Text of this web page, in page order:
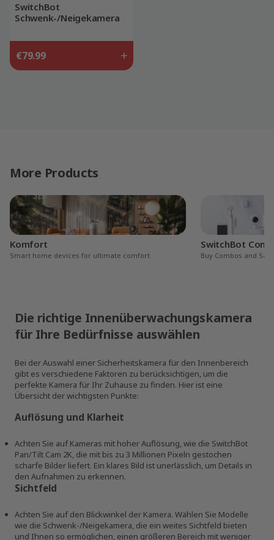
€79.99
SwitchBot
Schwenk-/Neigekamera
More Products
Komfort
Smart home devices for ultimate comfort
SwitchBot
Buy Combos and
Die richtige Innenüberwachungskamera
für Ihre Bedürfnisse auswählen
Bei der Auswahl einer Sicherheitskamera für den Innenbereich
gibt es verschiedene Faktoren zu berücksichtigen, um die
perfekte Kamera für Ihr Zuhause zu finden. Hier ist eine
Übersicht der wichtigsten Punkte:
Auflösung und Klarheit
Achten Sie auf Kameras mit hoher Auflösung, wie die SwitchBot
Pan/Tilt Cam 2K, die mit bis zu 3 Millionen Pixeln gestochen
scharfe Bilder liefert. Ein klares Bild ist unerlässlich, um Details in
den Aufnahmen zu erkennen.
Sichtfeld
Achten Sie auf den Blickwinkel der Kamera. Wählen Sie Modelle
wie die Schwenk-/Neigekamera, die ein weites Sichtfeld bieten
und Ihnen so ermöglichen, einen größeren Bereich mit weniger